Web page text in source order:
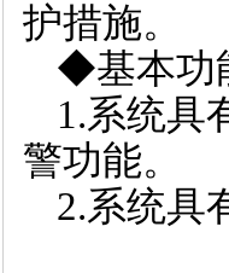
护措施。
◆基本功
1.系统具
警功能。
2.系统具